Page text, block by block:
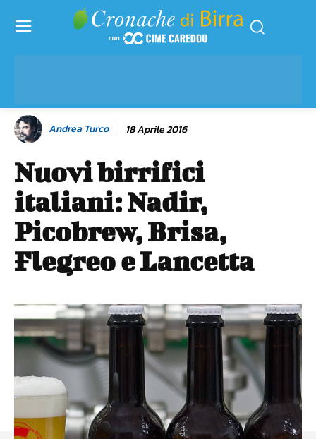
Andrea Turco 18 Aprile 2016
Nuovi birrifici
italiani: Nadir,
Picobrew, Brisa,
Flegreo e Lancetta